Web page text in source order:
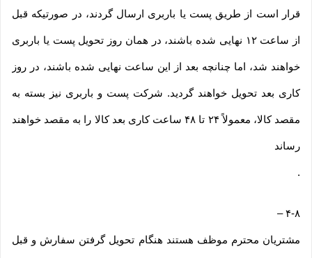
قرار است از طریق پست یا باربری ارسال گردند، در صورتیکه قبل
از ساعت ۱۲ نهایی شده باشند، در همان روز تحویل پست یا باربری
خواهند شد، اما چنانچه بعد از این ساعت نهایی شده باشند، در روز
کاری بعد تحویل خواهند گردید. شرکت پست و باربری نیز بسته به
مقصد کالا، معمولاً ۲۴ تا ۴۸ ساعت کاری بعد کالا را به مقصد خواهند
رساند
.
۴-۸–
مشتریان محترم موظف هستند هنگام تحویل گرفتن سفارش و قبل